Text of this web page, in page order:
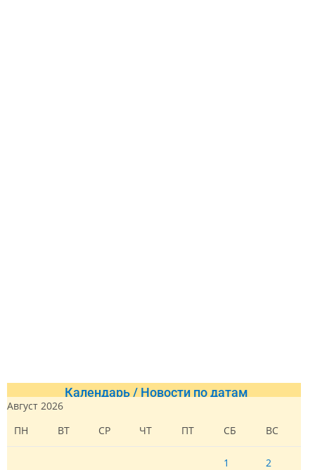
Календарь / Новости по датам
Август 2026
ПН
ВТ СР ЧТ ПТ СБ ВС
1 2